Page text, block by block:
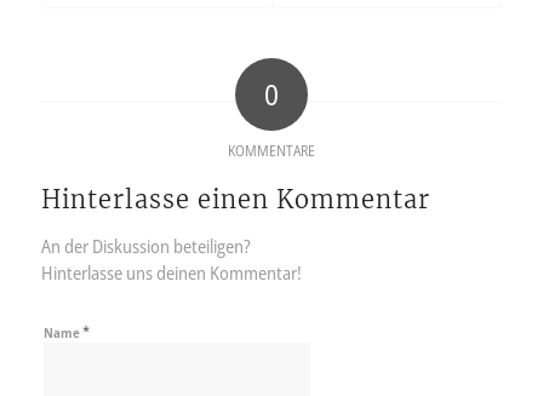
0
KOMMENTARE
Hinterlasse einen Kommentar
An der Diskussion beteiligen?
Hinterlasse uns deinen Kommentar!
Name*